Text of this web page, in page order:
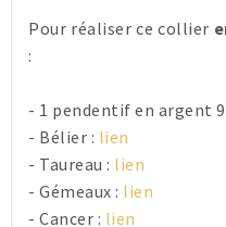
Pour réaliser ce collier
:
- 1 pendentif en argent
- Bélier : lien
- Taureau : lien
- Gémeaux : lien
- Cancer : lien